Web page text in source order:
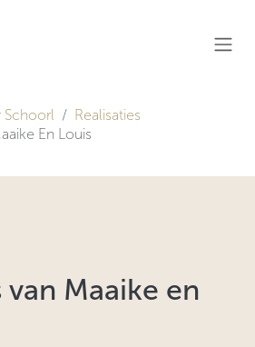
Schoorl
Realisaties
En Louis
Maaike en